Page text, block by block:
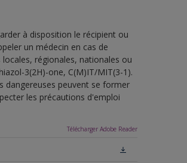
à disposition le récipient ou
un médecin en cas de
régionales, nationales ou
3(2H)-one, C(M)IT/MIT(3-1).
dangereuses peuvent se former
les précautions d'emploi
Télécharger Adobe Reader